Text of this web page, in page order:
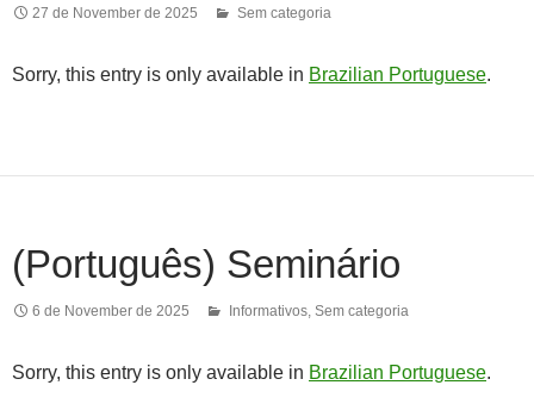
27 de November de 2025 Sem categoria
Sorry, this entry is only available in Brazilian Portuguese.
(Português) Seminário
6 de November de 2025 Informativos Sem categoria
Sorry, this entry is only available in Brazilian Portuguese.